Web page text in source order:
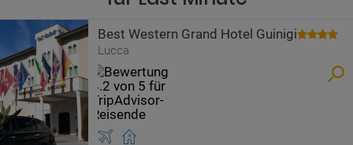
Best Western Grand Hotel Guinigi
Lucca